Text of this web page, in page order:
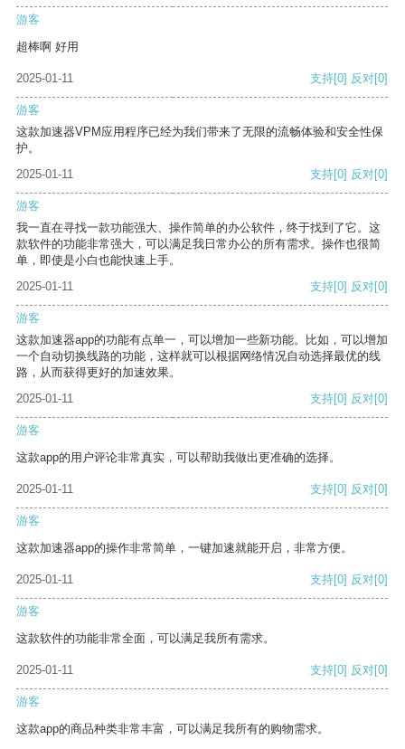
游客
超棒啊 好用
2025-01-11 支持[0] 反对[0]
游客
这款加速器VPM应用程序已经为我们带来了无限的流畅体验和安全性保
护。
2025-01-11
支持[0] 反对[0]
游客
我一直在寻找一款功能强大、操作简单的办公软件，终于找到了它。这
款软件的功能非常强大，可以满足我日常办公的所有需求。操作也很简
单，即使是小白也能快速上手。
2025-01-11
支持[0] 反对[0]
游客
这款加速器app的功能有点单一，可以增加一些新功能。比如，可以增加
一个自动切换线路的功能，这样就可以根据网络情况自动选择最优的线
路，从而获得更好的加速效果。
2025-01-11
支持[0] 反对[0]
游客
这款app的用户评论非常真实，可以帮助我做出更准确的选择。
2025-01-11 支持[0] 反对[0]
游客
这款加速器app的操作非常简单，一键加速就能开启，非常方便。
2025-01-11 支持[0] 反对[0]
游客
这款软件的功能非常全面，可以满足我所有需求。
2025-01-11 支持[0] 反对[0]
游客
这款app的商品种类非常丰富，可以满足我所有的购物需求。